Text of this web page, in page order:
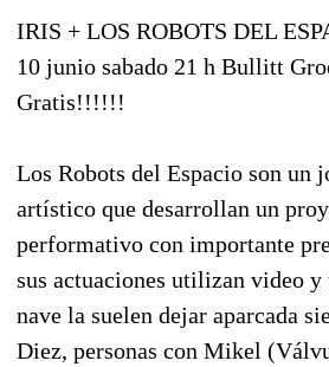
IRIS + LOS ROBOTS DEL
10 junio sabado 21 h Bullitt
Gratis!!!!!!
Los Robots del Espacio son un
artístico que desarrollan un
performativo con importante
sus actuaciones utilizan video y
nave la suelen dejar aparcada
Diez, personas con Mikel